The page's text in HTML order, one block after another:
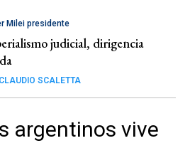
Milei presidente
judicial, dirigencia
CLAUDIO SCALETTA
argentinos vive